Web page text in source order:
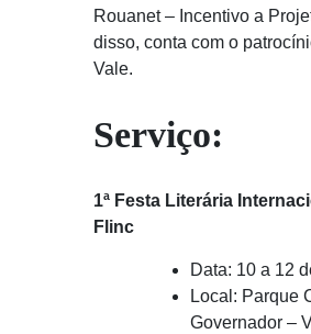
Rouanet – Incentivo a
disso, conta com o
Vale.
Serviço:
1ª Festa Literária
Flinc
Data: 10 a 12
Local: Parque
Governador –